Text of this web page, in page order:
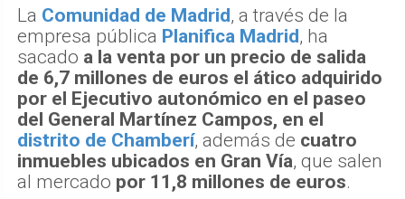
La Comunidad de Madrid, a través de la
empresa pública Planifica Madrid, ha
sacado a la venta por un precio de salida
de 6,7 millones de euros el ático adquirido
por el Ejecutivo autonómico en el paseo
del General Martínez Campos, en el
distrito de Chamberí, además de cuatro
inmuebles ubicados en Gran Vía, que salen
al mercado por 11,8 millones de euros.